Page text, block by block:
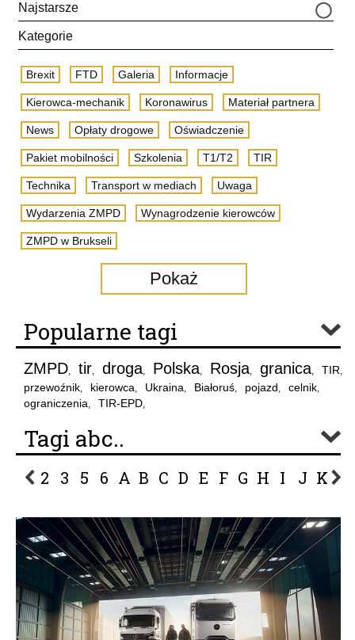
Najstarsze
Kategorie
Brexit FTD Galeria Informacje
Kierowca-mechanik Koronawirus Materiał partnera
News Opłaty drogowe Oświadczenie
Pakiet mobilności Szkolenia T1/T2 TIR
Technika Transport w mediach Uwaga
Wydarzenia ZMPD Wynagrodzenie kierowców
ZMPD w Brukseli
Pokaż
Popularne tagi
ZMPD, tir, droga, Polska, Rosja, granica, TIR,
przewoźnik, kierowca, Ukraina, Białoruś, pojazd, celnik,
ograniczenia, TIR-EPD,
Tagi abc..
2 3 5 6 A B C D E F G H I J K L